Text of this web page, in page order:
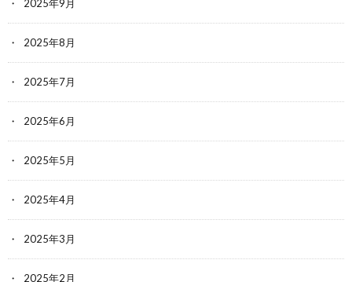
2025年9月
2025年8月
2025年7月
2025年6月
2025年5月
2025年4月
2025年3月
2025年2月